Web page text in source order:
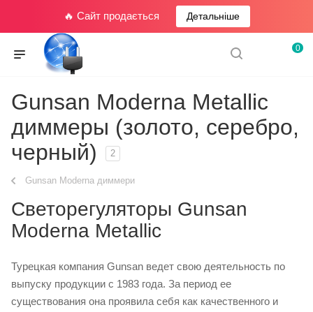
🔥 Сайт продається Детальніше
0
Gunsan Moderna Metallic
диммеры (золото, серебро,
черный)
2
Gunsan Moderna диммери
Светорегуляторы Gunsan
Moderna Metallic
Турецкая компания Gunsan ведет свою деятельность по
выпуску продукции с 1983 года. За период ее
существования она проявила себя как качественного и